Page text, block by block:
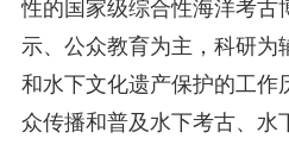
性的国家级综合性海洋考古
示、公众教育为主，科研为
和水下文化遗产保护的工作
众传播和普及水下考古、水